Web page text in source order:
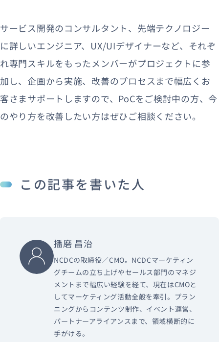
サービス開発のコンサルタント、先端テクノロジー
に詳しいエンジニア、UX/UIデザイナーなど、それぞ
れ専門スキルをもったメンバーがプロジェクトに参
加し、企画から実施、改善のプロセスまで幅広くお
客さまサポートしますので、PoCをご検討中の方、今
のやり方を改善したい方はぜひご相談ください。
この記事を書いた人
播磨 昌治
NCDCの取締役／CMO。NCDCマーケティン
グチームの立ち上げやセールス部門のマネジ
メントまで幅広い経験を経て、現在はCMOと
してマーケティング活動全般を牽引。プラン
ニングからコンテンツ制作、イベント運営、
パートナーアライアンスまで、領域横断的に
手がける。